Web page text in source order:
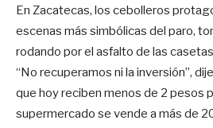
En Zacatecas, los cebolleros
escenas más simbólicas del paro,
rodando por el asfalto de las
“No recuperamos ni la inversión”,
que hoy reciben menos de 2 pesos
supermercado se vende a más de